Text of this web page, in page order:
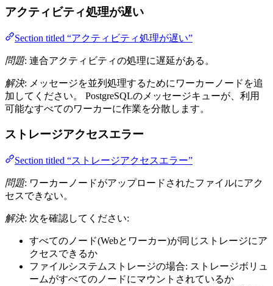
アクティビティ処理が遅い
Section titled “アクティビティ処理が遅い”
問題: 連合アクティビティの処理に遅延がある。
解決: メッセージを並列処理するためにワーカーノードを追
加してください。 PostgreSQLのメッセージキューが、利用
可能なすべてのワーカーに作業を分散します。
ストレージアクセスエラー
Section titled “ストレージアクセスエラー”
問題: ワーカーノードがアップロードされたファイルにアク
セスできない。
解決: 次を確認してください:
すべてのノード(Webとワーカー)が同じストレージにア
クセスできるか
ファイルシステムストレージの場合: ストレージボリュ
ームがすべてのノードにマウントされているか